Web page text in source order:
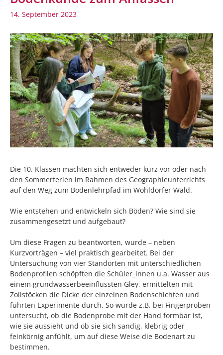
14. September 2023
Die 10. Klassen machten sich entweder kurz vor oder nach
den Sommerferien im Rahmen des Geographieunterrichts
auf den Weg zum Bodenlehrpfad im Wohldorfer Wald.
Wie entstehen und entwickeln sich Böden? Wie sind sie
zusammengesetzt und aufgebaut?
Um diese Fragen zu beantworten, wurde – neben
Kurzvorträgen – viel praktisch gearbeitet. Bei der
Untersuchung von vier Standorten mit unterschiedlichen
Bodenprofilen schöpften die Schüler_innen u.a. Wasser aus
einem grundwasserbeeinflussten Gley, ermittelten mit
Zollstöcken die Dicke der einzelnen Bodenschichten und
führten Experimente durch. So wurde z.B. bei Fingerproben
untersucht, ob die Bodenprobe mit der Hand formbar ist,
wie sie aussieht und ob sie sich sandig, klebrig oder
feinkörnig anfühlt, um auf diese Weise die Bodenart zu
bestimmen.